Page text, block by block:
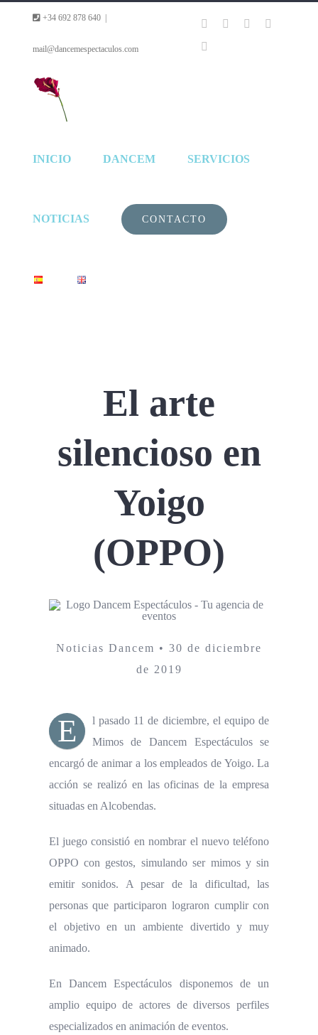
contenido
+34 692 878 640
mail@dancemespectaculos.com
FacebookYouTubeInstagram
INICIO DANCEM SERVICIOS
NOTICIAS CONTACTO
El arte
silencioso en
Yoigo
(OPPO)
Noticias Dancem • 30 de diciembre
de 2019
E
l pasado 11 de diciembre, el equipo de
Mimos de Dancem Espectáculos se
encargó de animar a los empleados de Yoigo. La
acción se realizó en las oficinas de la empresa
situadas en Alcobendas.
El juego consistió en nombrar el nuevo teléfono
OPPO con gestos, simulando ser mimos y sin
emitir sonidos. A pesar de la dificultad, las
personas que participaron lograron cumplir con
el objetivo en un ambiente divertido y muy
animado.
En Dancem Espectáculos disponemos de un
amplio equipo de actores de diversos perfiles
especializados en animación de eventos.